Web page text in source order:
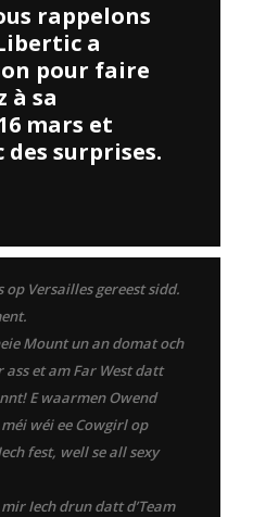
rappelons
a
pour faire
à sa
mars et
surprises.
Versailles gereest sidd.
Mount un an domat och
ass et am Far West datt
E waarmen Owend
wéi ee Cowgirl op
fest, well se all sexy
Iech drun datt d’Team